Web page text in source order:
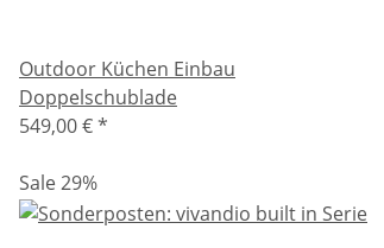
Outdoor Küchen Einbau
Doppelschublade
549,00 €*
Sale 29%